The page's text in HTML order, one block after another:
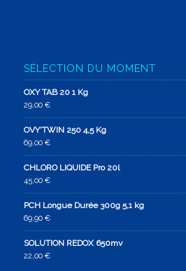
SÉLECTION DU MOMENT
OXY TAB 20 1 Kg
29,00 €
OVY'TWIN 250 4,5 Kg
69,00 €
CHLORO LIQUIDE Pro 20l
45,00 €
PCH Longue Durée 300g 5,1 kg
69,90 €
SOLUTION REDOX 650mv
22,00 €